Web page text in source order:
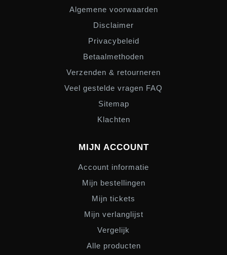
Algemene voorwaarden
Disclaimer
Privacybeleid
Betaalmethoden
Verzenden & retourneren
Veel gestelde vragen FAQ
Sitemap
Klachten
MIJN ACCOUNT
Account informatie
Mijn bestellingen
Mijn tickets
Mijn verlanglijst
Vergelijk
Alle producten